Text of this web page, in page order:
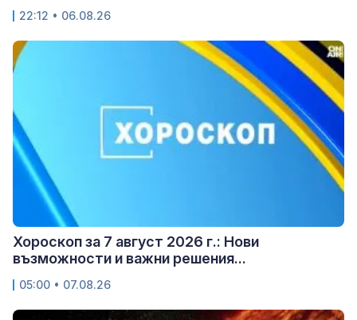
22:12 • 06.08.26
Хороскоп за 7 август 2026 г.: Нови
възможности и важни решения...
05:00 • 07.08.26